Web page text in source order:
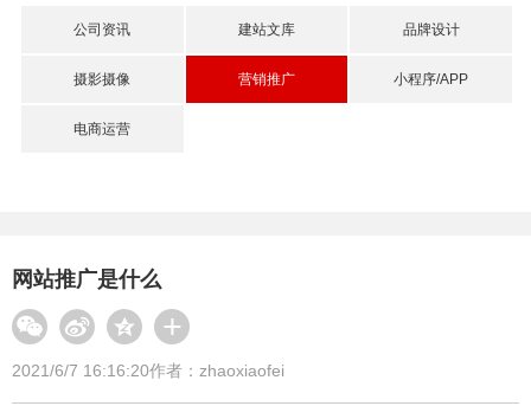
公司资讯 建站文库 品牌设计
摄影摄像 营销推广 小程序/APP
电商运营
网站推广是什么
作者：zhaoxiaofei
2021/6/7 16:16:20